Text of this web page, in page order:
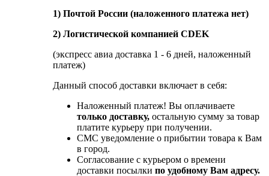
1) Почтой России (наложенного платежа нет)
2) Логистической компанией CDEK
(экспресс авиа доставка 1 - 6 дней, наложенный
платеж)
Данный способ доставки включает в себя:
Наложенный платеж! Вы оплачиваете
только доставку, остальную сумму за товар
платите курьеру при получении.
СМС уведомление о прибытии товара к Вам
в город.
Согласование с курьером о времени
доставки посылки по удобному Вам адресу.